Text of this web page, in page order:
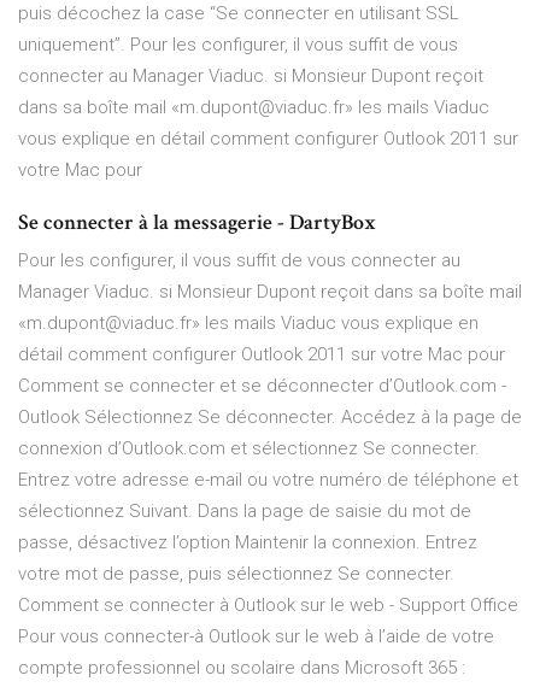
puis décochez la case “Se connecter en utilisant SSL
uniquement”. Pour les configurer, il vous suffit de vous
connecter au Manager Viaduc. si Monsieur Dupont reçoit
dans sa boîte mail «m.dupont@viaduc.fr» les mails Viaduc
vous explique en détail comment configurer Outlook 2011 sur
votre Mac pour
Se connecter à la messagerie - DartyBox
Pour les configurer, il vous suffit de vous connecter au
Manager Viaduc. si Monsieur Dupont reçoit dans sa boîte mail
«m.dupont@viaduc.fr» les mails Viaduc vous explique en
détail comment configurer Outlook 2011 sur votre Mac pour
Comment se connecter et se déconnecter d’Outlook.com -
Outlook Sélectionnez Se déconnecter. Accédez à la page de
connexion d’Outlook.com et sélectionnez Se connecter.
Entrez votre adresse e-mail ou votre numéro de téléphone et
sélectionnez Suivant. Dans la page de saisie du mot de
passe, désactivez l’option Maintenir la connexion. Entrez
votre mot de passe, puis sélectionnez Se connecter.
Comment se connecter à Outlook sur le web - Support Office
Pour vous connecter-à Outlook sur le web à l’aide de votre
compte professionnel ou scolaire dans Microsoft 365 :